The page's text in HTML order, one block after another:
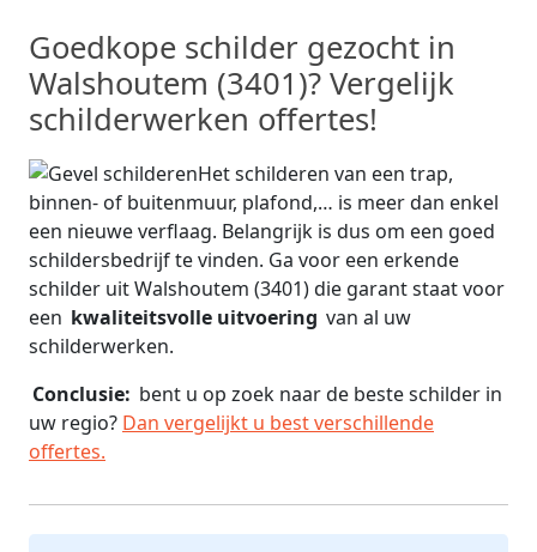
Goedkope schilder gezocht in
Walshoutem (3401)? Vergelijk
schilderwerken offertes!
Het schilderen van een trap,
binnen- of buitenmuur, plafond,… is meer dan enkel
een nieuwe verflaag. Belangrijk is dus om een goed
schildersbedrijf te vinden. Ga voor een erkende
schilder uit Walshoutem (3401) die garant staat voor
een kwaliteitsvolle uitvoering van al uw
schilderwerken.
Conclusie: bent u op zoek naar de beste schilder in
uw regio? Dan vergelijkt u best verschillende
offertes.